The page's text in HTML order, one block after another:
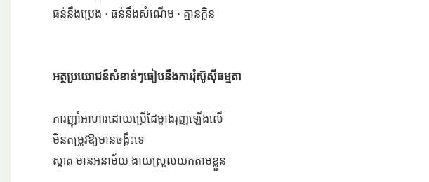
ធន់នឹងប្រេង · ធន់នឹងសំណើម · គ្មានក្លិន
អត្ថប្រយោជន៍សំខាន់ៗធៀបនឹងការរុំស៊ូស៊ីធម្មតា
ការញ៉ាំអាហារដោយប្រើដៃម្ខាងរុញឡើងលើ
មិនតម្រូវឱ្យមានចង្កឹះទេ
ស្អាត មានអនាម័យ ងាយស្រួលយកតាមខ្លួន